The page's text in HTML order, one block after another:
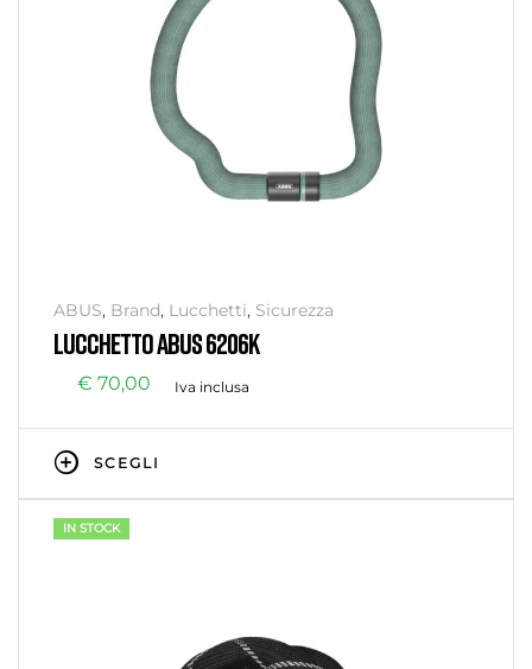
ABUS, Brand, Lucchetti, Sicurezza
LUCCHETTO ABUS 6206K
€ 70,00 Iva inclusa
SCEGLI
IN STOCK